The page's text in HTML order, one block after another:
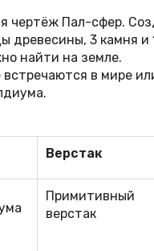
чертёж Пал-сфер.
древесины, 3 камня и
найти на земле.
в мире
Верстак
Примитивный
верстак